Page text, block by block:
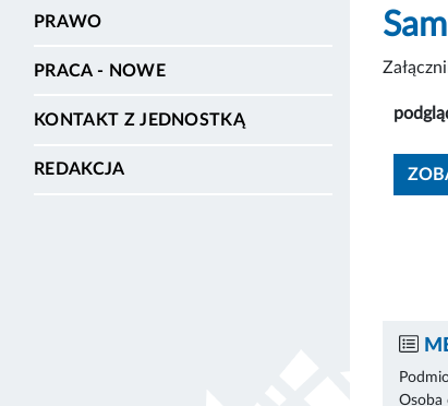
PRAWO
PRACA - NOWE
KONTAKT Z JEDNOSTKĄ
REDAKCJA
Osoba